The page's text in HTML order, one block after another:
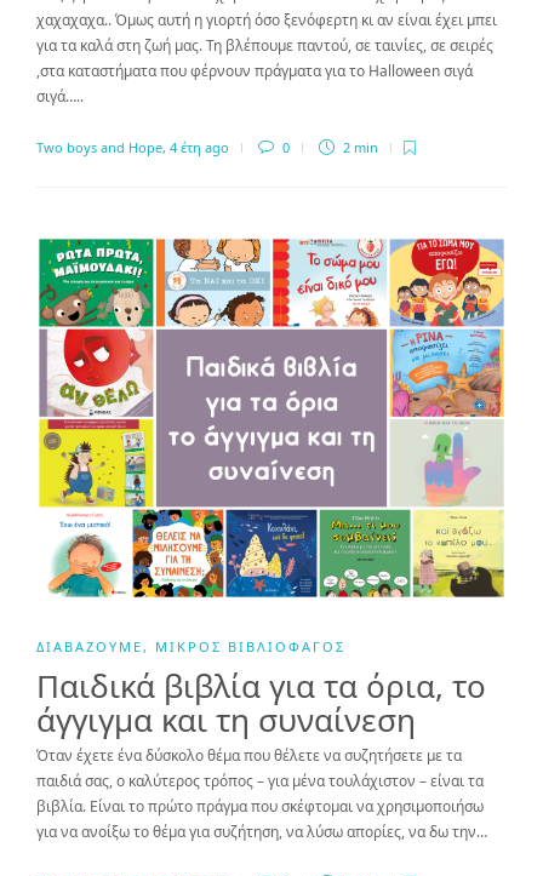
χαχαχαχα.. Όμως αυτή η γιορτή όσο ξενόφερτη κι αν είναι έχει μπει
για τα καλά στη ζωή μας. Τη βλέπουμε παντού, σε ταινίες, σε σειρές
,στα καταστήματα που φέρνουν πράγματα για το Halloween σιγά
σιγά…..
Two boys and Hope, 4 έτη ago 0 2 min
ΔΙΑΒΆΖΟΥΜΕ , ΜΙΚΡΌΣ ΒΙΒΛΙΟΦΆΓΟΣ
Παιδικά βιβλία για τα όρια, το
άγγιγμα και τη συναίνεση
Όταν έχετε ένα δύσκολο θέμα που θέλετε να συζητήσετε με τα
παιδιά σας, ο καλύτερος τρόπος – για μένα τουλάχιστον – είναι τα
βιβλία. Είναι το πρώτο πράγμα που σκέφτομαι να χρησιμοποιήσω
για να ανοίξω το θέμα για συζήτηση, να λύσω απορίες, να δω την…